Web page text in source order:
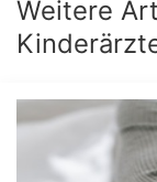
Weitere